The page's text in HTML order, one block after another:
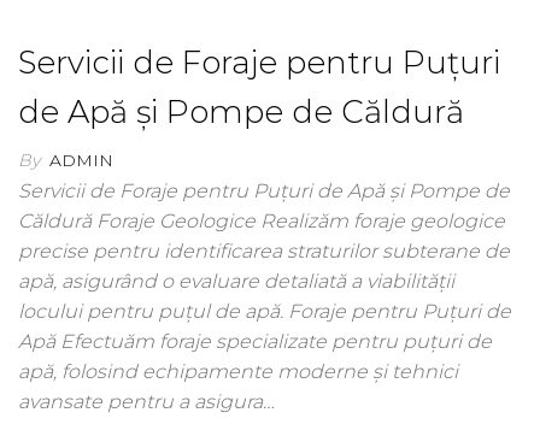
Servicii de Foraje pentru Puțuri
de Apă și Pompe de Căldură
By ADMIN
Servicii de Foraje pentru Puțuri de Apă și Pompe de
Căldură Foraje Geologice Realizăm foraje geologice
precise pentru identificarea straturilor subterane de
apă, asigurând o evaluare detaliată a viabilității
locului pentru puțul de apă. Foraje pentru Puțuri de
Apă Efectuăm foraje specializate pentru puțuri de
apă, folosind echipamente moderne și tehnici
avansate pentru a asigura…